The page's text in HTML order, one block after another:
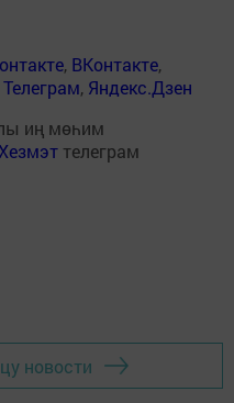
, ВКонтакте,
Телеграм, Яндекс.Дзен
иң мөһим
телеграм
новости